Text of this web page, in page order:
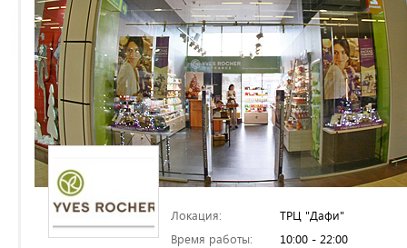
Локация:
ТРЦ "Дафи"
Время работы:
10:00 - 22:00